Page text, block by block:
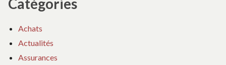
Catégories
Achats
Actualités
Assurances